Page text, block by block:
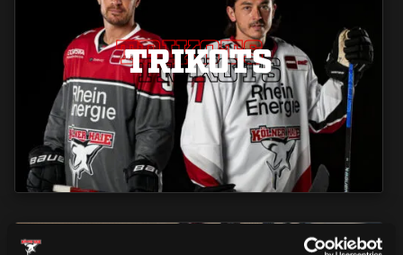
TRIKOTS
TRIKOTS
TRIKOTS